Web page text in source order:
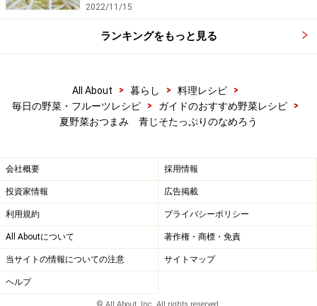
2022/11/15
ランキングをもっと見る
All About > 暮らし > 料理レシピ
>
毎日の野菜・フルーツレシピ
> ガイドのおすすめ野菜レシピ
>
夏野菜おつまみ 青じそたっぷりのなめろう
会社概要 採用情報
投資家情報 広告掲載
利用規約 プライバシーポリシー
All Aboutについて 著作権・商標・免責
当サイトの情報についての注意 サイトマップ
ヘルプ